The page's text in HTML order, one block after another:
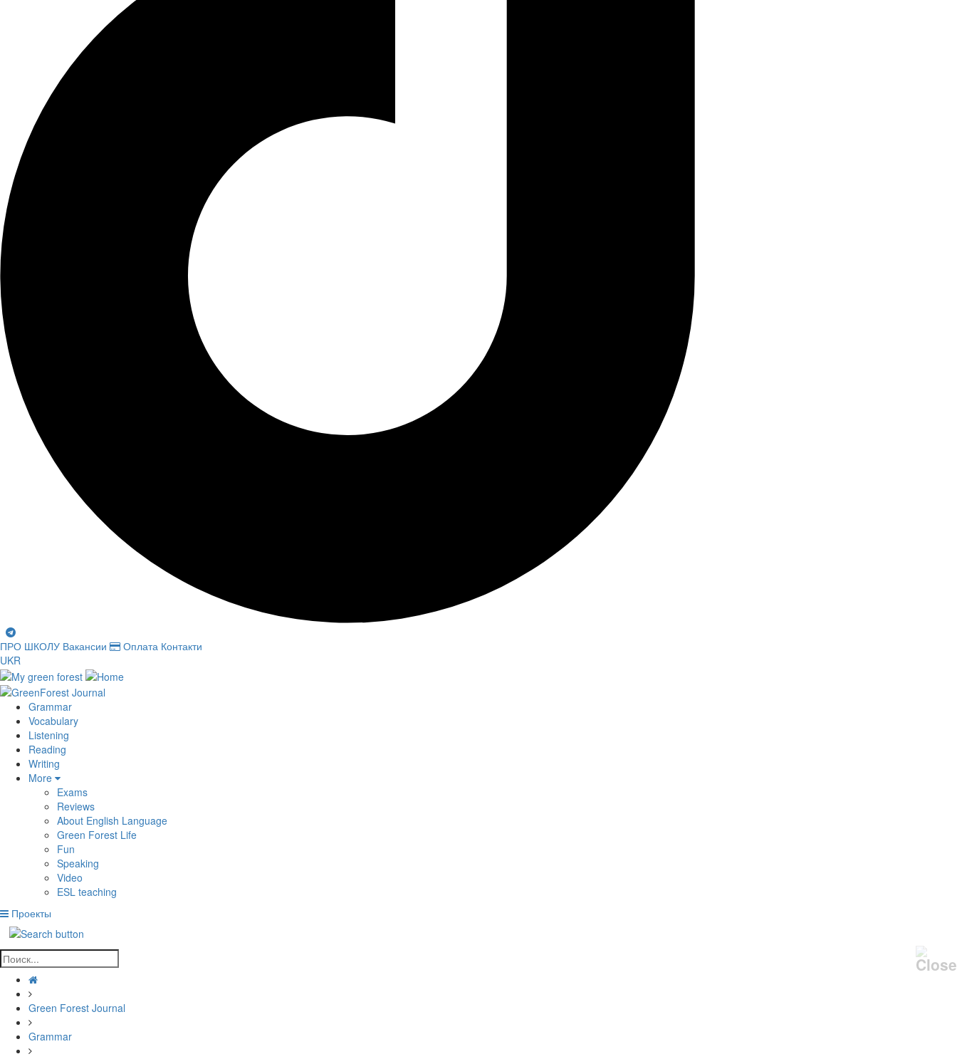
ПРО ШКОЛУ Вакансии Оплата Контакти
UKR
Grammar
Vocabulary
Listening
Reading
Writing
More
Exams
Reviews
About English Language
Green Forest Life
Fun
Speaking
Video
ESL teaching
Проекты
Green Forest Journal
Grammar